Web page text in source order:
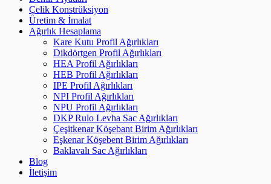
Çelik Konstrüksiyon
Üretim & İmalat
Ağırlık Hesaplama
Kare Kutu Profil Ağırlıkları
Dikdörtgen Profil Ağırlıkları
HEA Profil Ağırlıkları
HEB Profil Ağırlıkları
IPE Profil Ağırlıkları
NPI Profil Ağırlıkları
NPU Profil Ağırlıkları
DKP Rulo Levha Sac Ağırlıkları
Çeşitkenar Köşebant Birim Ağırlıkları
Eşkenar Köşebent Birim Ağırlıkları
Baklavalı Sac Ağırlıkları
Blog
İletişim